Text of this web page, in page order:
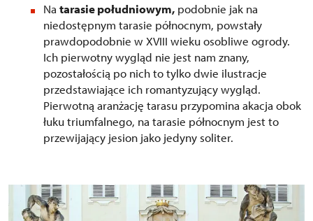
Na tarasie południowym, podobnie jak na
niedostępnym tarasie północnym, powstały
prawdopodobnie w XVIII wieku osobliwe ogrody.
Ich pierwotny wygląd nie jest nam znany,
pozostałością po nich to tylko dwie ilustracje
przedstawiające ich romantyzujący wygląd.
Pierwotną aranżację tarasu przypomina akacja obok
łuku triumfalnego, na tarasie północnym jest to
przewijający jesion jako jedyny soliter.